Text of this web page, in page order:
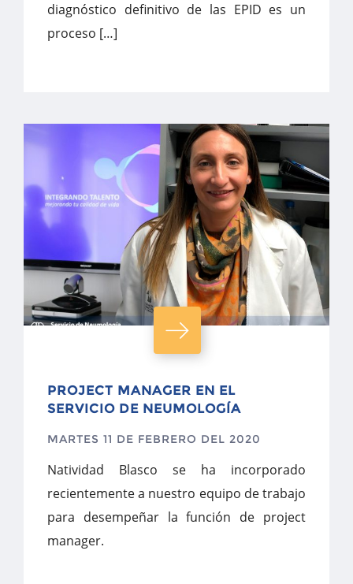
diagnóstico definitivo de las EPID es un
proceso […]
PROJECT MANAGER EN EL
SERVICIO DE NEUMOLOGÍA
MARTES 11 DE FEBRERO DEL 2020
Natividad Blasco se ha incorporado
recientemente a nuestro equipo de trabajo
para desempeñar la función de project
manager.